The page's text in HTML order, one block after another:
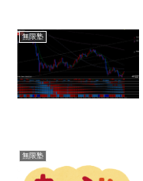
無限塾
無限塾